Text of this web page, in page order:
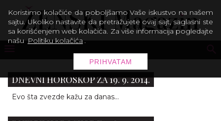
DNEVNI HOROSKOP ZA 19. 9. 2014.
Evo šta zvezde kažu za danas...
Koristimo kolačiće da poboljšamo Vaše iskustvo na našem
sajtu. Ukoliko nastavite da pretražujete ovaj sajt, saglasni ste
sa korišćenjem web kolačića. Za više informacija pogledajte
našu Politiku kolačića .
PRIHVATAM